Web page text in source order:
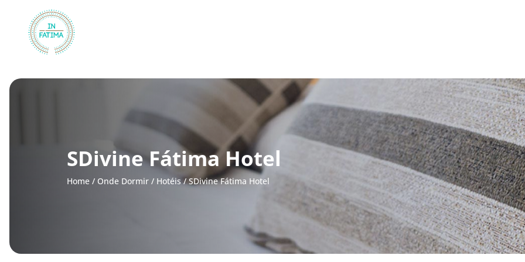
SDivine Fátima Hotel
Home / Onde Dormir / Hotéis /SDivine Fátima Hotel